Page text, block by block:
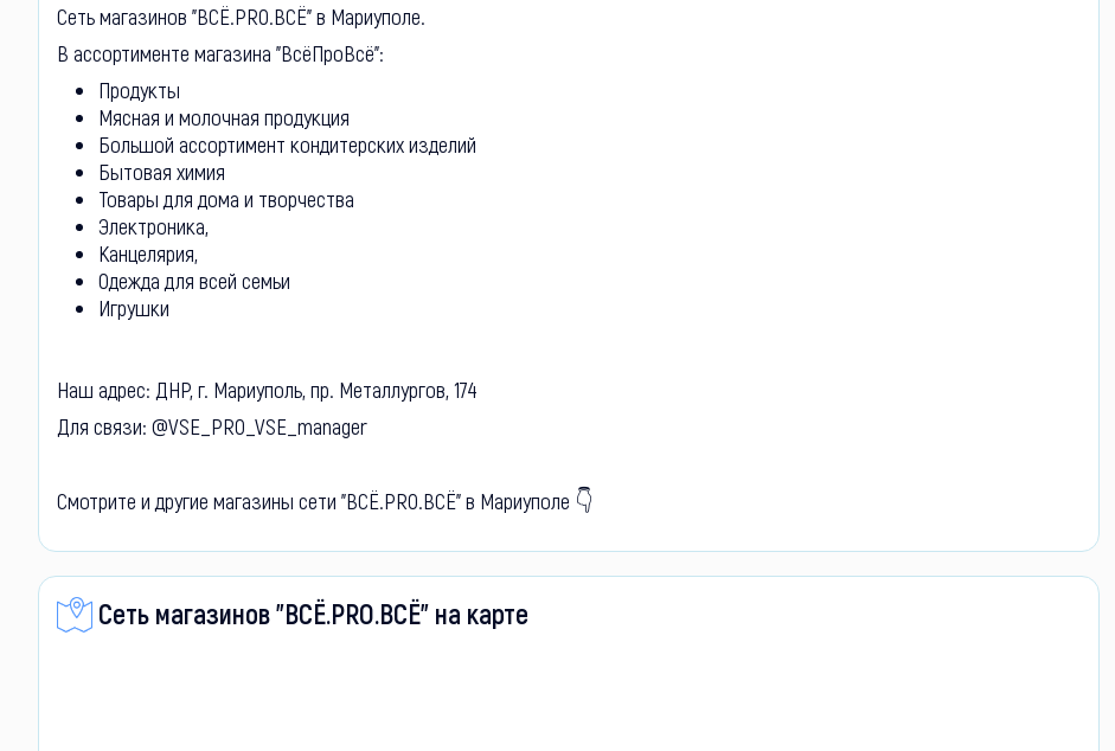
Сеть магазинов "ВСЁ.PRO.ВСЁ" в Мариуполе.
В ассортименте магазина "ВсёПроВсё":
Продукты
Мясная и молочная продукция
Большой ассортимент кондитерских изделий
Бытовая химия
Товары для дома и творчества
Электроника,
Канцелярия,
Одежда для всей семьи
Игрушки
Наш адрес: ДНР, г. Мариуполь, пр. Металлургов, 174
Для связи: @VSE_PRO_VSE_manager
Смотрите и другие магазины сети "ВСЁ.PRO.ВСЁ" в Мариуполе 👇
Сеть магазинов "ВСЁ.PRO.ВСЁ" на карте